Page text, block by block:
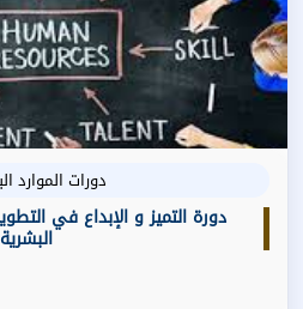
دورات الموارد
دورة التميز و الإبداع في
البشرية